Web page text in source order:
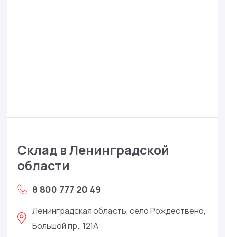
Склад в Ленинградской
области
8 800 777 20 49
Ленинградская область, село Рождествено,
Большой пр., 121А